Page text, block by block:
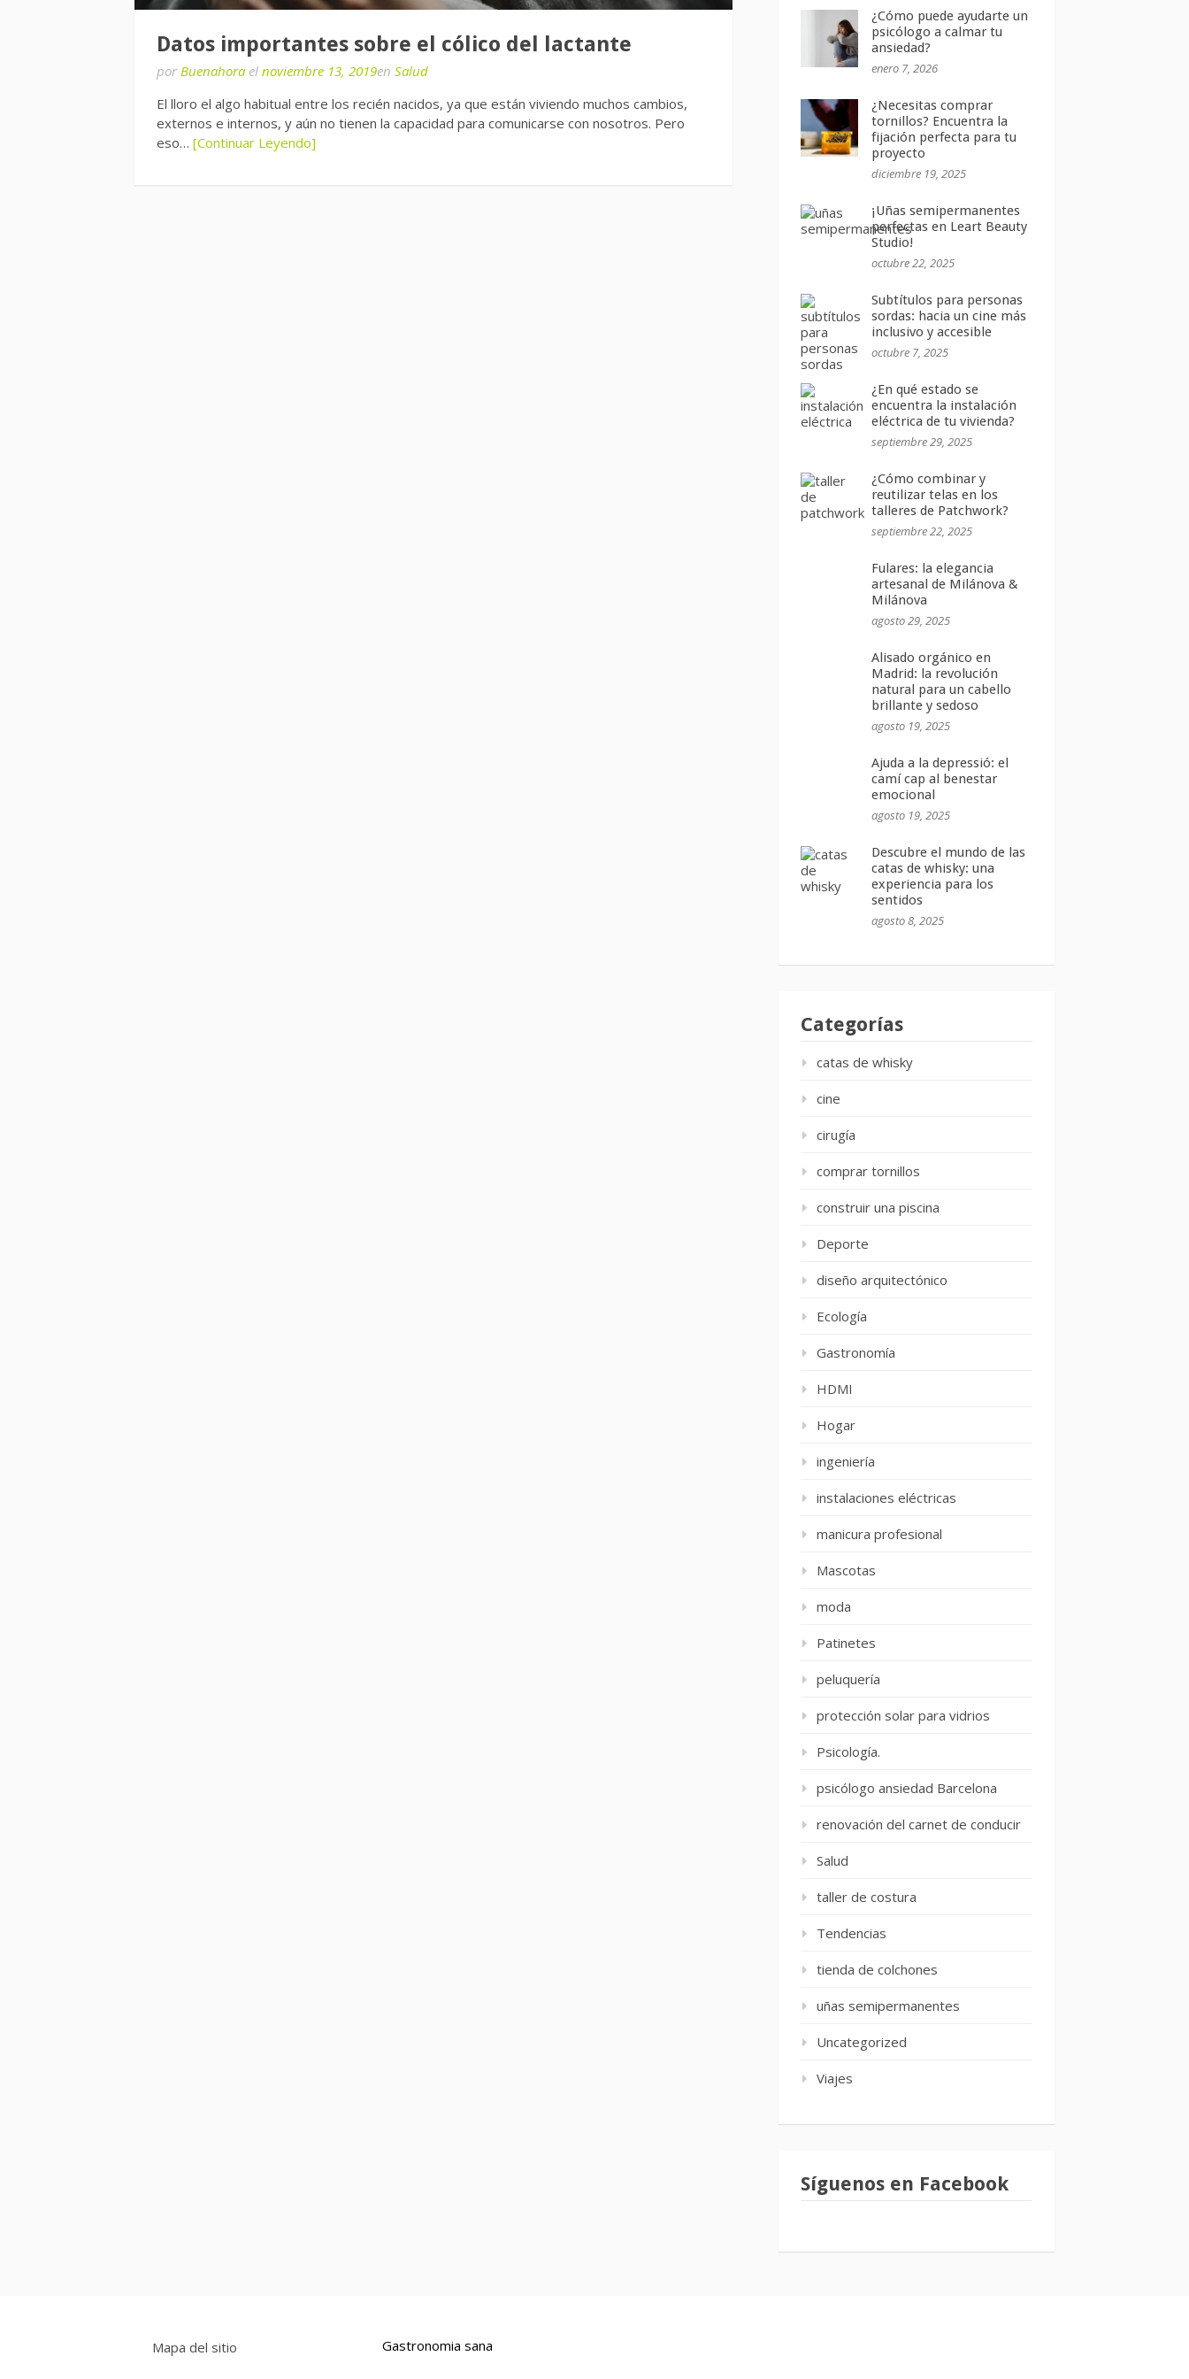
Datos importantes sobre el cólico del lactante
por Buenahora el noviembre 13, 2019en Salud
El lloro el algo habitual entre los recién nacidos, ya que están viviendo muchos cambios,
externos e internos, y aún no tienen la capacidad para comunicarse con nosotros. Pero
eso… [Continuar Leyendo]
¿Cómo puede ayudarte un
psicólogo a calmar tu
ansiedad?
enero 7, 2026
¿Necesitas comprar
tornillos? Encuentra la
fijación perfecta para tu
proyecto
diciembre 19, 2025
¡Uñas semipermanentes
perfectas en Leart Beauty
Studio!
octubre 22, 2025
Subtítulos para personas
sordas: hacia un cine más
inclusivo y accesible
octubre 7, 2025
¿En qué estado se
encuentra la instalación
eléctrica de tu vivienda?
septiembre 29, 2025
¿Cómo combinar y
reutilizar telas en los
talleres de Patchwork?
septiembre 22, 2025
Fulares: la elegancia
artesanal de Milánova &
Milánova
agosto 29, 2025
Alisado orgánico en
Madrid: la revolución
natural para un cabello
brillante y sedoso
agosto 19, 2025
Ajuda a la depressió: el
camí cap al benestar
emocional
agosto 19, 2025
Descubre el mundo de las
catas de whisky: una
experiencia para los
sentidos
agosto 8, 2025
Categorías
catas de whisky
cine
cirugía
comprar tornillos
construir una piscina
Deporte
diseño arquitectónico
Ecología
Gastronomía
HDMI
Hogar
ingeniería
instalaciones eléctricas
manicura profesional
Mascotas
moda
Patinetes
peluquería
protección solar para vidrios
Psicología.
psicólogo ansiedad Barcelona
renovación del carnet de conducir
Salud
taller de costura
Tendencias
tienda de colchones
uñas semipermanentes
Uncategorized
Viajes
Síguenos en Facebook
Mapa del sitio Gastronomia sana